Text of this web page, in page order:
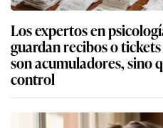
Los expertos en
guardan recibos o
son acumuladores, sino
control